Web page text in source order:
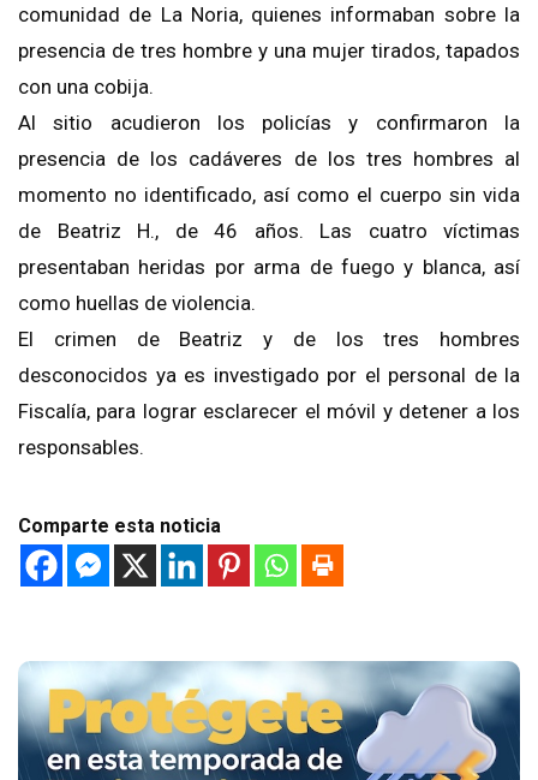
comunidad de La Noria, quienes informaban sobre la
presencia de tres hombre y una mujer tirados, tapados
con una cobija.
Al sitio acudieron los policías y confirmaron la
presencia de los cadáveres de los tres hombres al
momento no identificado, así como el cuerpo sin vida
de Beatriz H., de 46 años. Las cuatro víctimas
presentaban heridas por arma de fuego y blanca, así
como huellas de violencia.
El crimen de Beatriz y de los tres hombres
desconocidos ya es investigado por el personal de la
Fiscalía, para lograr esclarecer el móvil y detener a los
responsables.
Comparte esta noticia